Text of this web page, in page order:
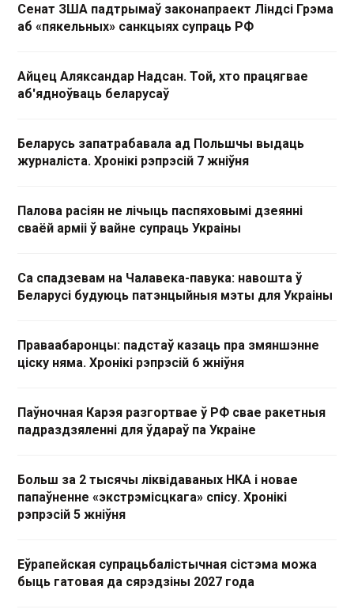
Сенат ЗША падтрымаў законапраект Ліндсі Грэма
аб «пякельных» санкцыях супраць РФ
Айцец Аляксандар Надсан. Той, хто працягвае
аб'ядноўваць беларусаў
Беларусь запатрабавала ад Польшчы выдаць
журналіста. Хронікі рэпрэсій 7 жніўня
Палова расіян не лічыць паспяховымі дзеянні
сваёй арміі ў вайне супраць Украіны
Са спадзевам на Чалавека-павука: навошта ў
Беларусі будуюць патэнцыйныя мэты для Украіны
Праваабаронцы: падстаў казаць пра змяншэнне
ціску няма. Хронікі рэпрэсій 6 жніўня
Паўночная Карэя разгортвае ў РФ свае ракетныя
падраздзяленні для ўдараў па Украіне
Больш за 2 тысячы ліквідаваных НКА і новае
папаўненне «экстрэмісцкага» спісу. Хронікі
рэпрэсій 5 жніўня
Еўрапейская супрацьбалістычная сістэма можа
быць гатовая да сярэдзіны 2027 года